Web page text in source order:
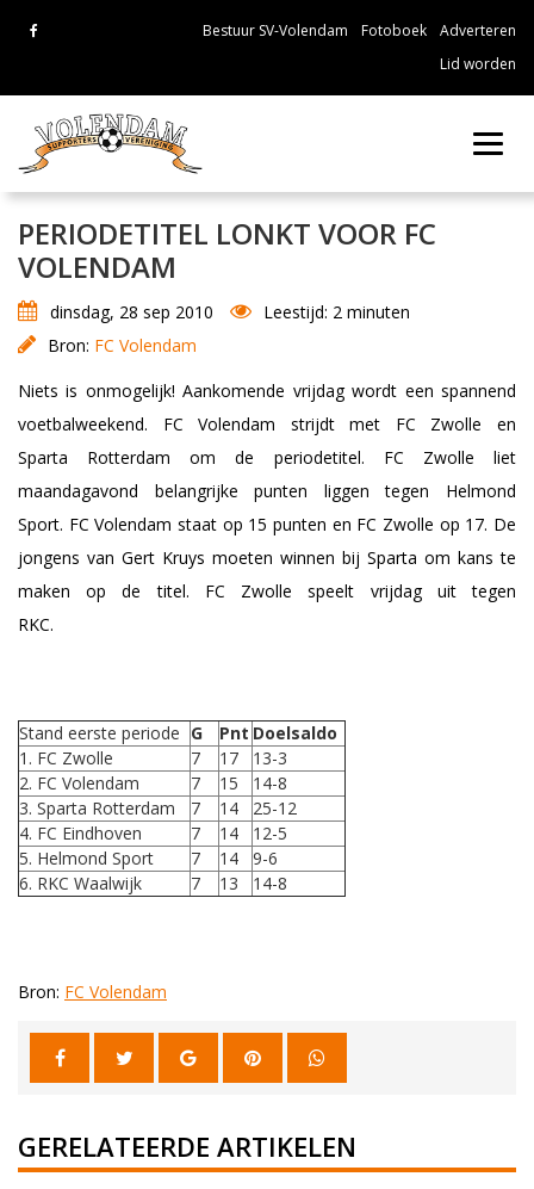
Bestuur SV-Volendam Fotoboek
Adverteren
Lid worden
PERIODETITEL LONKT VOOR FC
VOLENDAM
dinsdag, 28 sep 2010
Leestijd: 2 minuten
Bron: FC Volendam
Niets is onmogelijk! Aankomende vrijdag wordt een spannend
voetbalweekend. FC Volendam strijdt met FC Zwolle en
Sparta Rotterdam om de periodetitel. FC Zwolle liet
maandagavond belangrijke punten liggen tegen Helmond
Sport. FC Volendam staat op 15 punten en FC Zwolle op 17. De
jongens van Gert Kruys moeten winnen bij Sparta om kans te
maken op de titel. FC Zwolle speelt vrijdag uit tegen
RKC.
Stand eerste periode G Pnt Doelsaldo
1. FC Zwolle
7 17
13-3
2. FC Volendam
7 15
14-8
3. Sparta Rotterdam
7 14
25-12
4. FC Eindhoven
7 14
12-5
5. Helmond Sport
7 14
9-6
6. RKC Waalwijk
7 13 14-8
Bron: FC Volendam
GERELATEERDE ARTIKELEN